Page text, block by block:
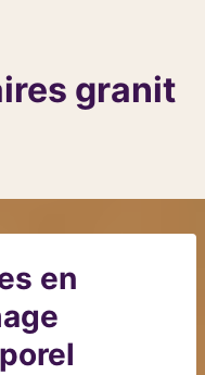
granit
en